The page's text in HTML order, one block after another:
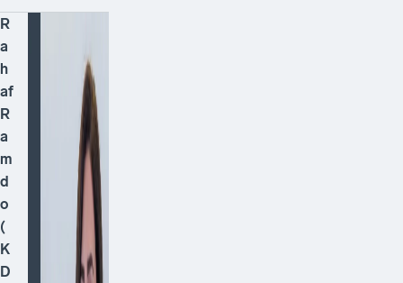
R
a
h
af
R
a
m
d
o
(
K
D